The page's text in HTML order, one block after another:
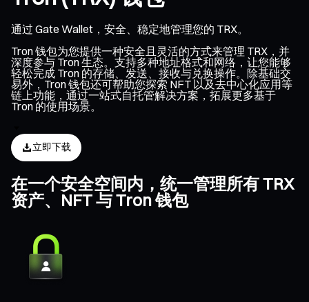
通过 Gate Wallet，安全、稳定地管理您的 TRX。
Tron 钱包为您提供一种安全且灵活的方式来管理 TRX，并
深度参与 Tron 生态。支持多种地址格式和网络，让您能够
轻松完成 Tron 的存储、发送、接收与兑换操作。除基础交
易外，Tron 钱包还可帮助您探索 NFT 以及去中心化应用等
链上功能，通过一站式自托管解决方案，拓展更多基于
Tron 的使用场景。
立即下载
在一个安全空间内，统一管理所有 TRX
资产、NFT 与 Tron 钱包